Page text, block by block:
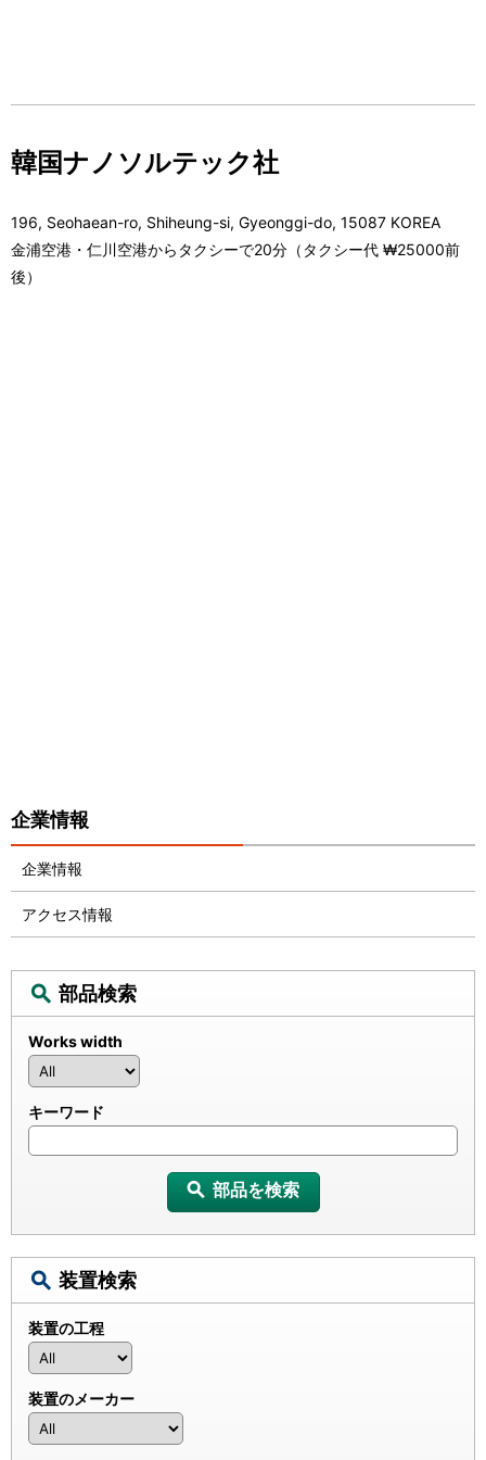
韓国ナノソルテック社
196, Seohaean-ro, Shiheung-si, Gyeonggi-do, 15087 KOREA
金浦空港・仁川空港からタクシーで20分（タクシー代 ₩25000前
後）
企業情報
企業情報
アクセス情報
部品検索
Works width
キーワード
部品を検索
装置検索
装置の工程
装置のメーカー